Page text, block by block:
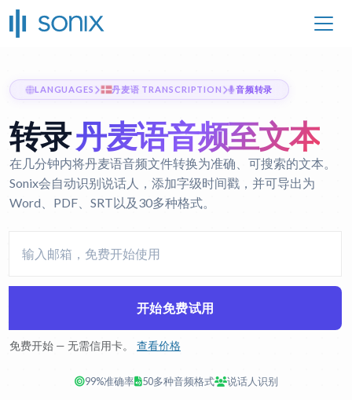
LANGUAGES 丹麦语 TRANSCRIPTION 音频转录
转录丹麦语音频至文本
在几分钟内将丹麦语音频文件转换为准确、可搜索的文本。
Sonix会自动识别说话人，添加字级时间戳，并可导出为
Word、PDF、SRT以及30多种格式。
开始免费试用
免费开始 — 无需信用卡。 查看价格
99%准确率 50多种音频格式 说话人识别